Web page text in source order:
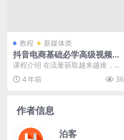
教程 新媒体类
抖音电商基础必学高级视频课
程
课程介绍 在流量获取越来越难，推
广成本越来越高的今天，抖音开始
成为越来越多某宝卖...
4 年前 36
作者信息
泊客